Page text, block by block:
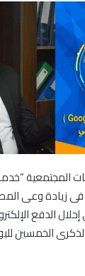
المجتمعية
زيادة وعى
الدفع
الخمسين